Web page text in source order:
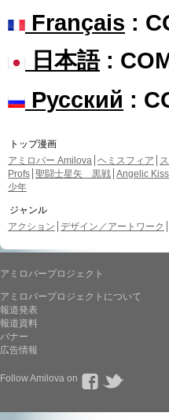
Français :
日本語:
Русский :
トップ漫画
アミロバー Amilova ヘミスフィア
Profs 聖闘士星矢 黒戦 Angelic Kiss
少年
ジャンル
アクション デザイン／アートワーク
アミロバープロジェクト
アミロバープロジェクトについて
報道発表
報道資料
バナー
広告情報
Follow Amilova on